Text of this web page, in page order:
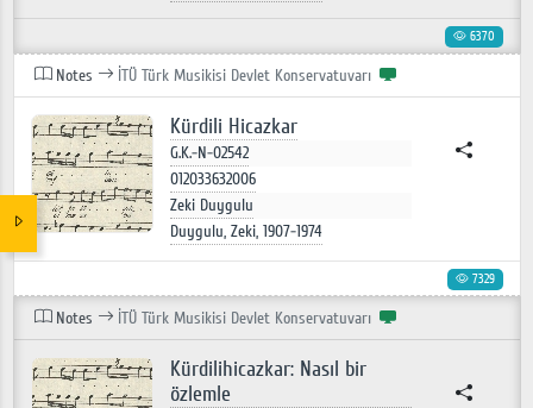
6370
Notes İTÜ Türk Musikisi Devlet Konservatuvarı
Kürdili Hicazkar
G.K.-N-02542
012033632006
Zeki Duygulu
Duygulu, Zeki, 1907-1974
7329
Notes İTÜ Türk Musikisi Devlet Konservatuvarı
Kürdilihicazkar: Nasıl bir
özlemle